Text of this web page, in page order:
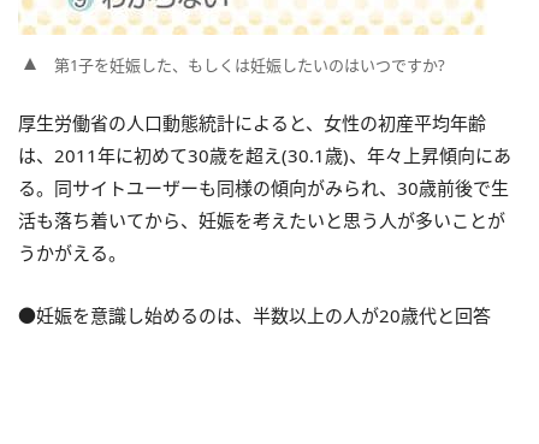
第1子を妊娠した、もしくは妊娠したいのはいつですか?
厚生労働省の人口動態統計によると、女性の初産平均年齢
は、2011年に初めて30歳を超え(30.1歳)、年々上昇傾向にあ
る。同サイトユーザーも同様の傾向がみられ、30歳前後で生
活も落ち着いてから、妊娠を考えたいと思う人が多いことが
うかがえる。
●妊娠を意識し始めるのは、半数以上の人が20歳代と回答